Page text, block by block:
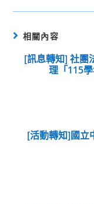
相關內容
[訊息轉知] 社團
理「115
[活動轉知]國立